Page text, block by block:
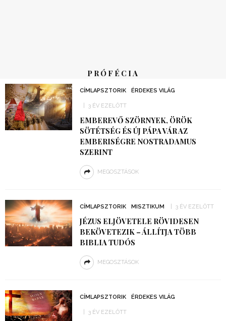
PRÓFÉCIA
CÍMLAPSZTORIK ÉRDEKES VILÁG
3 ÉV EZELŐTT
EMBEREVŐ SZÖRNYEK, ÖRÖK
SÖTÉTSÉG ÉS ÚJ PÁPA VÁR AZ
EMBERISÉGRE NOSTRADAMUS
SZERINT
MEGOSZTÁSOK
CÍMLAPSZTORIK MISZTIKUM 3 ÉV EZELŐTT
JÉZUS ELJÖVETELE RÖVIDESEN
BEKÖVETEZIK – ÁLLÍTJA TÖBB
BIBLIA TUDÓS
MEGOSZTÁSOK
CÍMLAPSZTORIK ÉRDEKES VILÁG
3 ÉV EZELŐTT